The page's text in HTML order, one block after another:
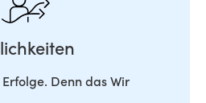
Denn das Wir